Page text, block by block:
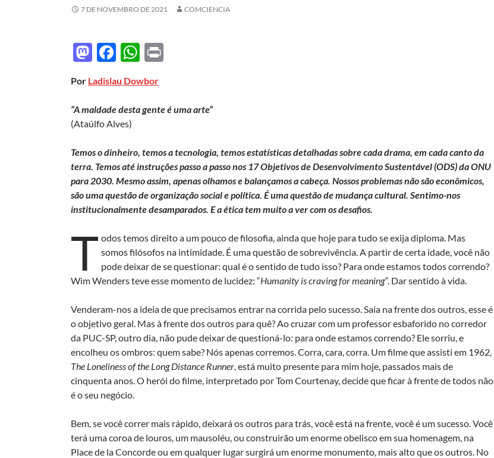
7 DE NOVEMBRO DE 2021 COMCIENCIA
M
to
d
o
n
F
e
b
o
o
k
W
at
s
p
p
Por Ladislau Dowbor
“A maldade desta gente é uma arte”
(Ataúlfo Alves)
Temos o dinheiro, temos a tecnologia, temos estatísticas detalhadas sobre cada drama, em cada canto da
terra. Temos até instruções passo a passo nos 17 Objetivos de Desenvolvimento Sustentável (ODS) da ONU
para 2030. Mesmo assim, apenas olhamos e balançamos a cabeça. Nossos problemas não são econômicos,
são uma questão de organização social e política. É uma questão de mudança cultural. Sentimo-nos
institucionalmente desamparados. E a ética tem muito a ver com os desafios.
T odos temos direito a um pouco de filosofia, ainda que hoje para tudo se exija diploma. Mas
somos filósofos na intimidade. É uma questão de sobrevivência. A partir de certa idade, você não
pode deixar de se questionar: qual é o sentido de tudo isso? Para onde estamos todos correndo?
Wim Wenders teve esse momento de lucidez: “Humanity is craving for meaning”. Dar sentido à vida.
Venderam-nos a ideia de que precisamos entrar na corrida pelo sucesso. Saia na frente dos outros, esse é
o objetivo geral. Mas à frente dos outros para quê? Ao cruzar com um professor esbaforido no corredor
da PUC-SP, outro dia, não pude deixar de questioná-lo: para onde estamos correndo? Ele sorriu, e
encolheu os ombros: quem sabe? Nós apenas corremos. Corra, cara, corra. Um filme que assisti em 1962,
The Loneliness of the Long Distance Runner , está muito presente para mim hoje, passados mais de
cinquenta anos. O herói do filme, interpretado por Tom Courtenay, decide que ficar à frente de todos não
é o seu negócio.
Bem, se você correr mais rápido, deixará os outros para trás, você está na frente, você é um sucesso. Você
terá uma coroa de louros, um mausoléu, ou construirão um enorme obelisco em sua homenagem, na
Place de la Concorde ou em qualquer lugar surgirá um enorme monumento, mais alto que os outros. No